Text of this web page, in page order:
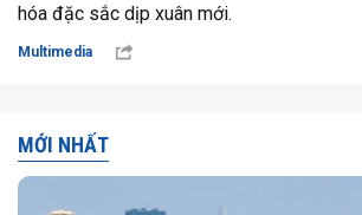
hóa đặc sắc dịp xuân mới.
Multimedia
MỚI NHẤT